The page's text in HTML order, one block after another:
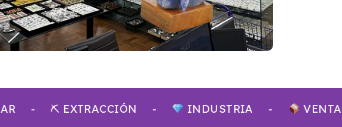
- ⛏ EXTRACCIÓN - INDUSTRIA - VENTA